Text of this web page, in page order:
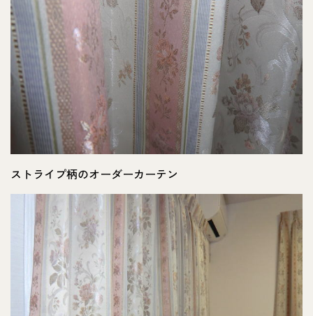
ストライプ柄のオーダーカーテン